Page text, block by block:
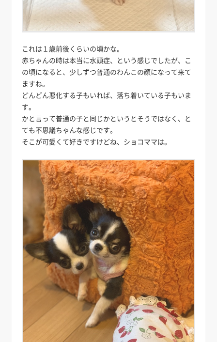
これは１歳前後くらいの頃かな。
赤ちゃんの時は本当に水頭症、という感じでしたが、こ
の頃になると、少しずつ普通のわんこの顔になって来て
ますね。
どんどん悪化する子もいれば、落ち着いている子もいま
す。
かと言って普通の子と同じかというとそうではなく、と
ても不思議ちゃんな感じです。
そこが可愛くて好きですけどね、ショコママは。